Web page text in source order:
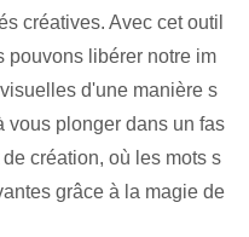
créatives. Avec cet outil
pouvons libérer notre im
d'une manière s
vous plonger dans un fas
création, où les mots s
grâce à la magie de